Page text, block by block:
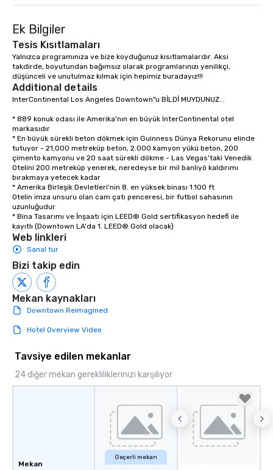
Vandenberghe | The Vibe Agency
Inquire for other options as well (duo,
trio, sax, drummer, DJ, etc)
Ek Bilgiler
Tesis Kısıtlamaları
Yalnızca programınıza ve bize koyduğunuz kısıtlamalardır. Aksi
takdirde, boyutundan bağımsız olarak programlarınızı yenilikçi,
düşünceli ve unutulmaz kılmak için hepimiz buradayız!!!
Additional details
InterContinental Los Angeles Downtown"u BİLDİ MUYDUNUZ...
* 889 konuk odası ile Amerika'nın en büyük InterContinental otel
markasıdır
* En büyük sürekli beton dökmek için Guinness Dünya Rekorunu elinde
tutuyor - 21,000 metreküp beton, 2.000 kamyon yükü beton, 200
çimento kamyonu ve 20 saat sürekli dökme - Las Vegas'taki Venedik
Otelini 200 metreküp yenerek, neredeyse bir mil banliyö kaldırımı
bırakmaya yetecek kadar
* Amerika Birleşik Devletleri'nin 8. en yüksek binası 1.100 ft
Otelin imza unsuru olan cam çatı penceresi, bir futbol sahasının
uzunluğudur
* Bina Tasarımı ve İnşaatı için LEED® Gold sertifikasyon hedefi ile
kayıtlı (Downtown LA'da 1. LEED® Gold olacak)
Web linkleri
Sanal tur
Bizi takip edin
Mekan kaynakları
Downtown Reimagined
Hotel Overview Video
Tavsiye edilen mekanlar
24 diğer mekan gerekliliklerinizi karşılıyor
Mekan
Geçerli mekan